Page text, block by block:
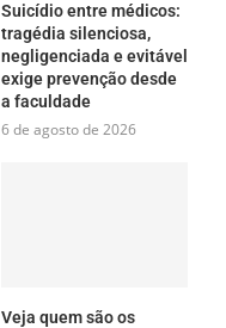
Suicídio entre médicos:
tragédia silenciosa,
negligenciada e evitável
exige prevenção desde
a faculdade
6 de agosto de 2026
Veja quem são os